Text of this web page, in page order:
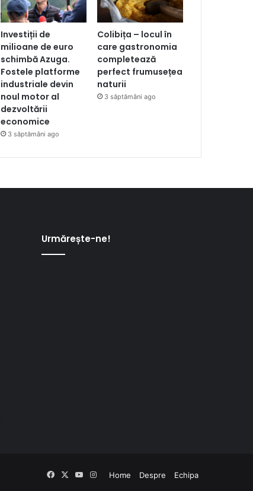
Investiții de
milioane de euro
schimbă Azuga.
Fostele platforme
industriale devin
noul motor al
dezvoltării
economice
3 săptămâni ago
Colibița – locul în
care gastronomia
completează
perfect frumusețea
naturii
3 săptămâni ago
Urmărește-ne!
Home Despre Echipa
Facebook
X YouTube
Instagram